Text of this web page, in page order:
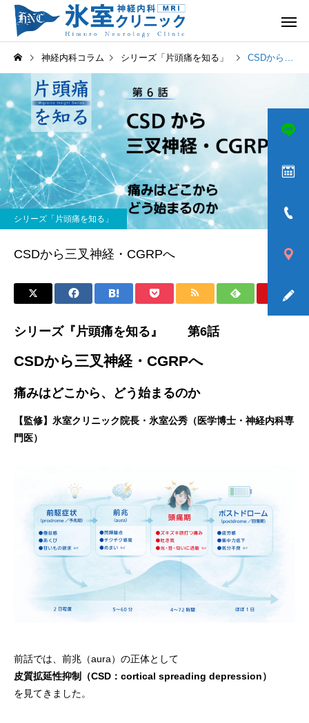
頭痛
神経内科コラム シリーズ「片頭痛を知る」 CSDから三叉神経・CGRPへ
シリーズ「片頭痛を知る」
CSDから三叉神経・CGRPへ
シリーズ『片頭痛を知る』 第6話
CSDから三叉神経・CGRPへ
痛みはどこから、どう始まるのか
【監修】氷室クリニック院長・氷室公秀（医学博士・神経内科専
門医）
前話では、前兆（aura）の正体として
皮質拡延性抑制（CSD：cortical spreading depression）
を見てきました。